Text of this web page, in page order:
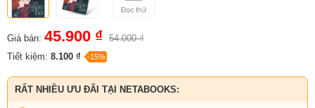
Giá bán: 45.900 ₫ 54.000 ₫
Tiết kiệm: 8.100 ₫ -15%
RẤT NHIỀU ƯU ĐÃI TẠI NETABOOKS: